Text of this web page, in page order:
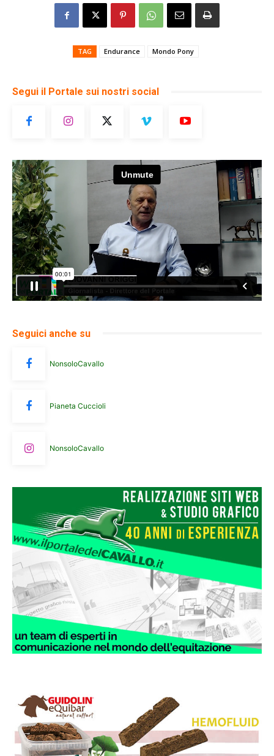
TAG Endurance Mondo Pony
Segui il Portale sui nostri social
Seguici anche su
NonsoloCavallo
Pianeta Cuccioli
NonsoloCavallo